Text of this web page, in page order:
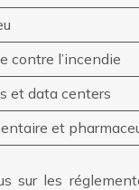
contre l’incendie
et data centers
et
sur les